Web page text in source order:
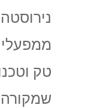
ממפעלי
טק